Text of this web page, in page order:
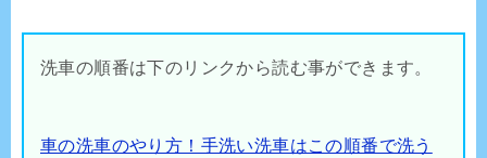
洗車の順番は下のリンクから読む事ができます。
車の洗車のやり方！手洗い洗車はこの順番で洗う